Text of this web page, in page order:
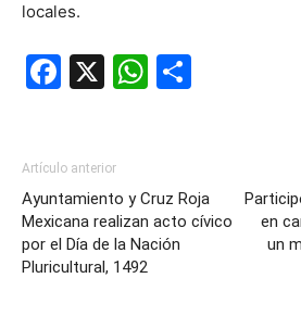
locales.
Facebook
X WhatsApp
Artículo anterior
Ayuntamiento y Cruz Roja
Mexicana realizan acto cívico
por el Día de la Nación
Pluricultural, 1492
en
un